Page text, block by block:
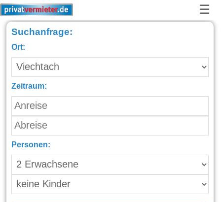
☰
Suchanfrage:
Ort:
Zeitraum:
Personen: